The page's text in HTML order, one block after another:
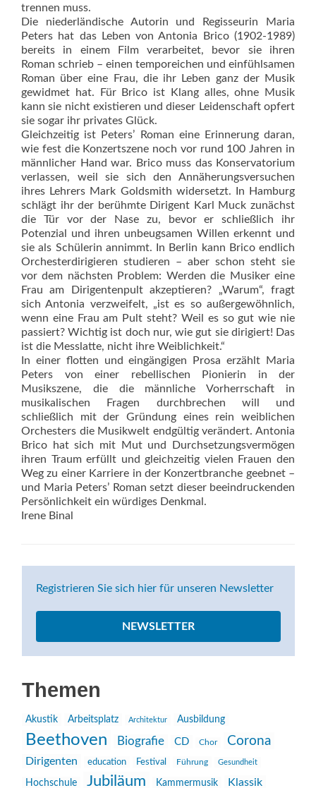
trennen muss.
Die niederländische Autorin und Regisseurin Maria
Peters hat das Leben von Antonia Brico (1902-1989)
bereits in einem Film verarbeitet, bevor sie ihren
Roman schrieb – einen temporeichen und einfühlsamen
Roman über eine Frau, die ihr Leben ganz der Musik
gewidmet hat. Für Brico ist Klang alles, ohne Musik
kann sie nicht existieren und dieser Leidenschaft opfert
sie sogar ihr privates Glück.
Gleichzeitig ist Peters’ Roman eine Erinnerung daran,
wie fest die Konzertszene noch vor rund 100 Jahren in
männlicher Hand war. Brico muss das Konservatorium
verlassen, weil sie sich den Annäherungsversuchen
ihres Lehrers Mark Goldsmith widersetzt. In Hamburg
schlägt ihr der berühmte Dirigent Karl Muck zunächst
die Tür vor der Nase zu, bevor er schließlich ihr
Potenzial und ihren unbeugsamen Willen erkennt und
sie als Schülerin annimmt. In Berlin kann Brico endlich
Orchesterdirigieren studieren – aber schon steht sie
vor dem nächsten Problem: Werden die Musiker eine
Frau am Dirigentenpult akzeptieren? „Warum“, fragt
sich Antonia verzweifelt, „ist es so außergewöhnlich,
wenn eine Frau am Pult steht? Weil es so gut wie nie
passiert? Wichtig ist doch nur, wie gut sie dirigiert! Das
ist die Messlatte, nicht ihre Weiblichkeit.“
In einer flotten und eingängigen Prosa erzählt Maria
Peters von einer rebellischen Pionierin in der
Musikszene, die die männliche Vorherrschaft in
musikalischen Fragen durchbrechen will und
schließlich mit der Gründung eines rein weiblichen
Orchesters die Musikwelt endgültig verändert. Antonia
Brico hat sich mit Mut und Durchsetzungsvermögen
ihren Traum erfüllt und gleichzeitig vielen Frauen den
Weg zu einer Karriere in der Konzertbranche geebnet –
und Maria Peters’ Roman setzt dieser beeindruckenden
Persönlichkeit ein würdiges Denkmal.
Irene Binal
Registrieren Sie sich hier für unseren Newsletter
NEWSLETTER
Themen
Akustik Arbeitsplatz Architektur Ausbildung
Beethoven Biografie CD Chor Corona
Dirigenten education Festival Führung Gesundheit
Hochschule Jubiläum Kammermusik
Klassik